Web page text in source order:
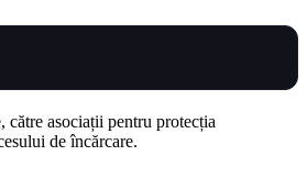
asociații pentru protecția
de încărcare.